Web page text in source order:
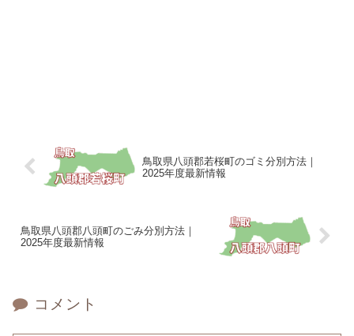
鳥取県八頭郡若桜町のゴミ分別方法｜
2025年度最新情報
鳥取県八頭郡八頭町のごみ分別方法｜
2025年度最新情報
コメント